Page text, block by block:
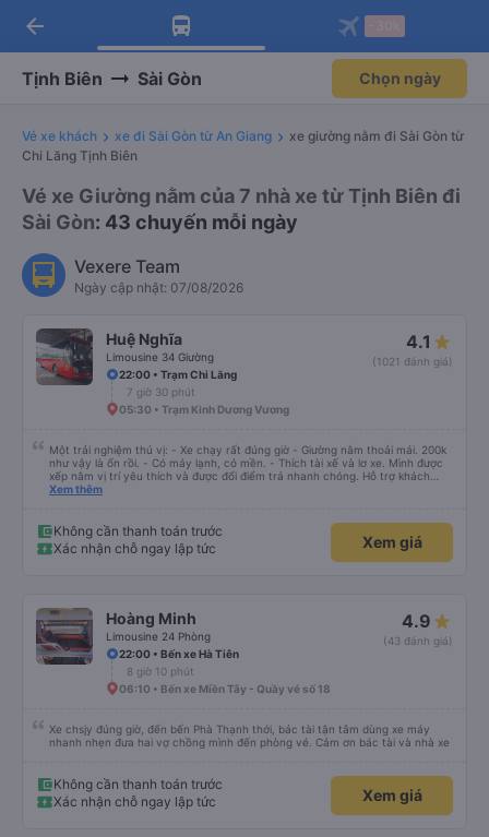
Tải app Vexere ngay!
Nhận ưu đãi thành viên độc
Mở app
Tải app Vexere
-30k/ghế khi đặt vé máy bay qua
Mở app
arrow_back
Tịnh Biên Sài Gòn Chọn ngày
Vé xe khách xe đi Sài Gòn từ An Giang
xe giường nằm đi Sài Gòn từ
Chi Lăng Tịnh Biên
Vé xe Giường nằm của 7 nhà xe từ Tịnh Biên đi
Sài Gòn: 43 chuyến mỗi ngày
Vexere Team
Ngày cập nhật: 07/08/2026
Huệ Nghĩa
Limousine 34 Giường
4.1
(1021 đánh giá)
22:00 • Trạm Chi Lăng
7 giờ 30 phút
05:30 • Trạm Kinh Dương Vương
Một trải nghiệm thú vị: - Xe chạy rất đúng giờ - Giường nằm thoải mái. 200k
như vậy là ổn rồi. - Có máy lạnh, có mền. - Thích tài xế và lơ xe. Mình được
xếp nằm vị trí yêu thích và được đổi điểm trả nhanh chóng. Hỗ trợ khách
nhiệt tình, vui vẻ. - Bác tài đi xe mở nhạc làm mình hoài niệm về Sài Gòn
chờ nhà xe rộng rãi, thoáng mát, sạch sẽ, có nước uống, có ổ cắm sạc, có
nhà vệ sinh. - Thích phong cách làm việc của nhà xe: nhanh-gọn-lẹ, xúc
tích, đầy đủ, bài bản. Hợp gu kiểu du lịch bụi như mình.
Xem thêm
Không cần thanh toán trước
Xác nhận chỗ ngay lập tức
Xem giá
Hoàng Minh
Limousine 24 Phòng
4.9
(43 đánh giá)
22:00 • Bến xe Hà Tiên
8 giờ 10 phút
06:10 • Bến xe Miền Tây - Quầy vé số 18
Xe chsjy đúng giờ, đến bến Phà Thạnh thới, bác tài tận tâm dùng xe máy
nhanh nhẹn đưa hai vợ chồng mình đến phòng vé. Cảm ơn bác tài và nhà xe
Không cần thanh toán trước
Xác nhận chỗ ngay lập tức
Xem giá